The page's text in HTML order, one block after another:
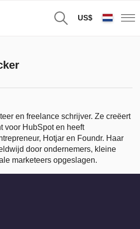
US$
en freelance schrijver. Ze creëert
voor HubSpot en heeft
Hotjar en Foundr. Haar
door ondernemers, kleine
marketeers opgeslagen.